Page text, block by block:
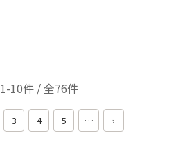
1-10件 / 全76件
3 4 5 … ›